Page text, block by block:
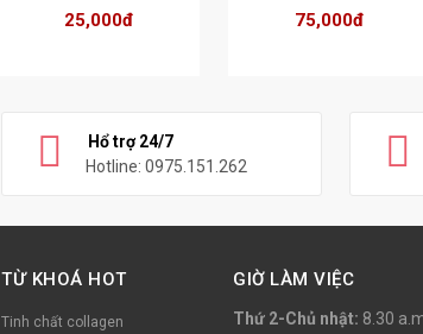
25,000đ 75,000đ
Hổ trợ 24/7
Hotline: 0975.151.262
TỪ KHOÁ HOT
Tinh chất collagen
GIỜ LÀM VIỆC
Thứ 2-Chủ nhật: 8.30